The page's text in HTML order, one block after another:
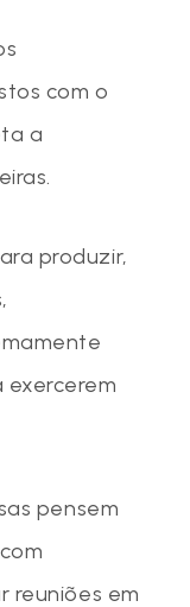
com o
a
produzir,
pensem
reuniões em